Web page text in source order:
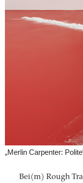
„Merlin Carpenter:
Bei(m) Rough